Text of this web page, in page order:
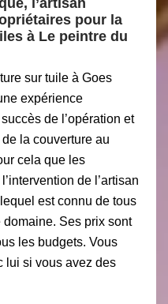
l’artisan
pour la
à Le peintre du
sur tuile à Goes
expérience
de l’opération et
la couverture au
cela que les
de l’artisan
est connu de tous
Ses prix sont
les budgets. Vous
lui si vous avez des